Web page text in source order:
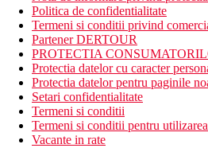
Politica de confidentialitate
Termeni si conditii privind
Partener DERTOUR
PROTECTIA
Protectia datelor cu caracter
Protectia datelor pentru paginile
Setari confidentialitate
Termeni si conditii
Termeni si conditii pentru
Vacante in rate